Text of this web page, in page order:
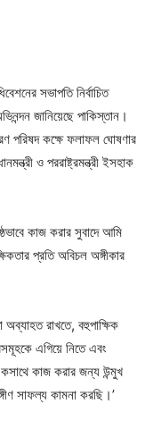
সভাপতি নির্বাচিত
জানিয়েছে পাকিস্তান।
পরিষদ কক্ষে ফলাফল ঘোষণার
ও পররাষ্ট্রমন্ত্রী ইসহাক
কাজ করার সুবাদে আমি
প্রতি অবিচল অঙ্গীকার
রাখতে, বহুপাক্ষিক
এগিয়ে নিতে এবং
কাজ করার জন্য উন্মুখ
সাফল্য কামনা করছি।’